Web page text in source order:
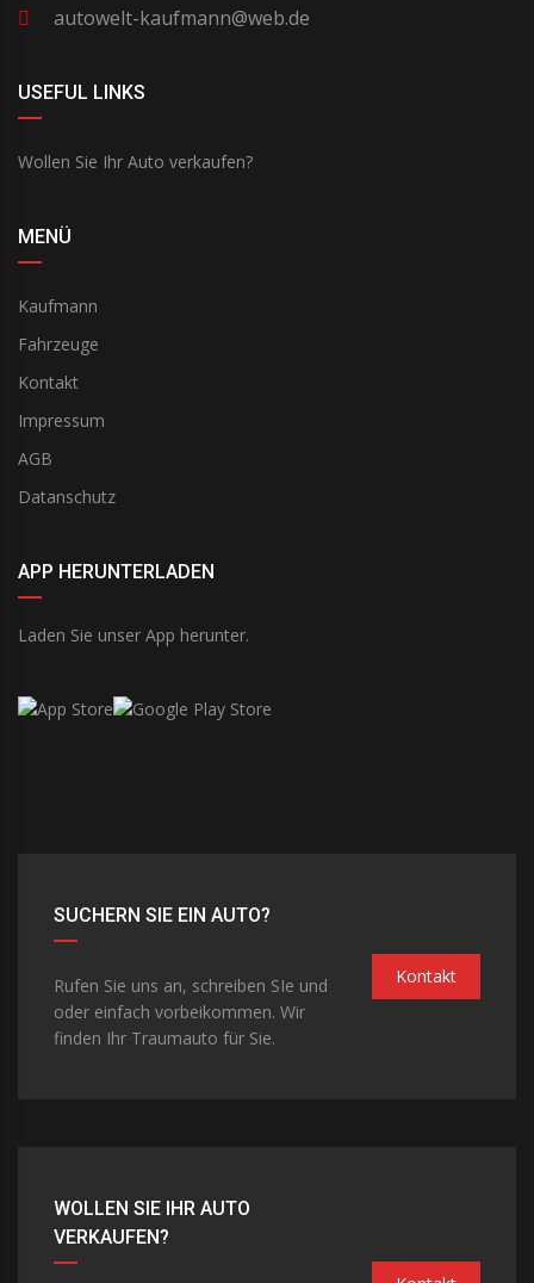
autowelt-kaufmann@web.de
USEFUL LINKS
Wollen Sie Ihr Auto verkaufen?
MENÜ
Kaufmann
Fahrzeuge
Kontakt
Impressum
AGB
Datanschutz
APP HERUNTERLADEN
Laden Sie unser App herunter.
SUCHERN SIE EIN AUTO?
Rufen Sie uns an, schreiben SIe und
oder einfach vorbeikommen. Wir
finden Ihr Traumauto für Sie.
Kontakt
WOLLEN SIE IHR AUTO
VERKAUFEN?